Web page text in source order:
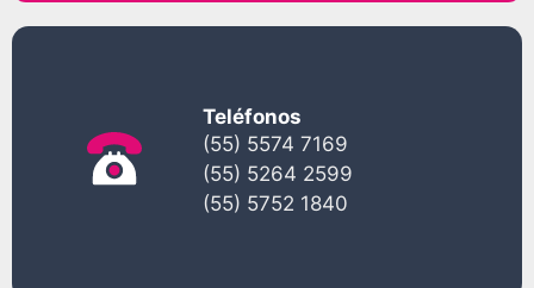
Teléfonos
(55) 5574 7169
(55) 5264 2599
(55) 5752 1840